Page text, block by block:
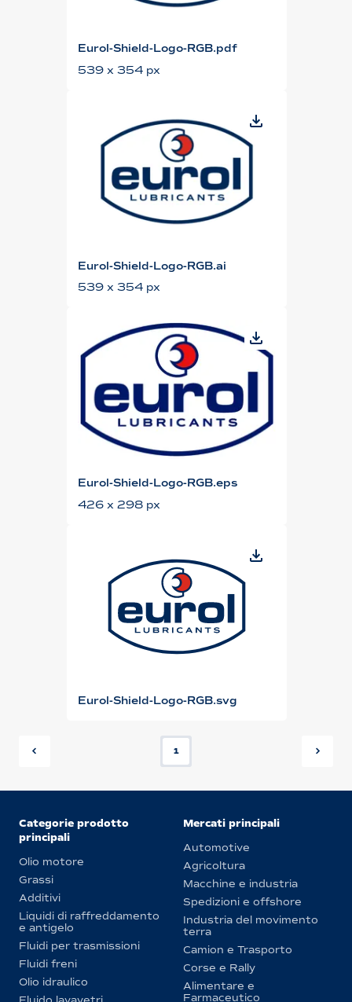
Eurol-Shield-Logo-RGB.pdf
539 x 354 px
Eurol-Shield-Logo-RGB.ai
539 x 354 px
Eurol-Shield-Logo-RGB.eps
426 x 298 px
Eurol-Shield-Logo-RGB.svg
1
Categorie prodotto
principali
Olio motore
Grassi
Additivi
Liquidi di raffreddamento
e antigelo
Fluidi per trasmissioni
Fluidi freni
Olio idraulico
Mercati principali
Automotive
Agricoltura
Macchine e industria
Spedizioni e offshore
Industria del movimento
terra
Camion e Trasporto
Corse e Rally
Alimentare e
Farmaceutico